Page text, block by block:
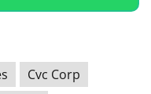
Cvc Corp